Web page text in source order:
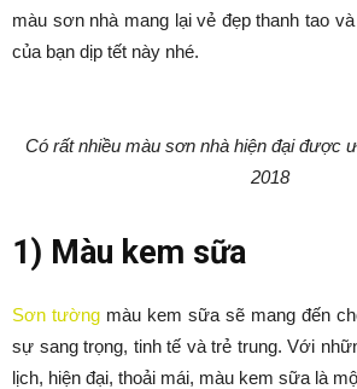
màu sơn nhà mang lại vẻ đẹp thanh tao
của bạn dịp tết này nhé.
Có rất nhiều màu sơn nhà hiện đại được
2018
1) Màu kem sữa
Sơn tường màu kem sữa sẽ mang đến
sự sang trọng, tinh tế và trẻ trung. Với
lịch, hiện đại, thoải mái, màu kem sữa là